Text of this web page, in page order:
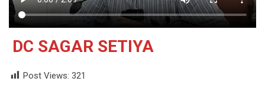
DC SAGAR SETIYA
Post Views: 321